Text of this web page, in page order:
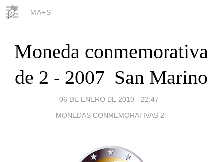
MA+S
Moneda conmemorativa
de 2 - 2007  San Marino
06 DE ENERO DE 2010 - 22:47 -
MONEDAS CONMEMORATIVAS 2 